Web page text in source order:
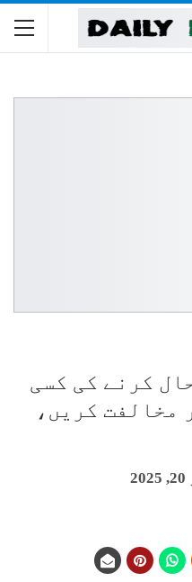
کرنے کی کسی
مخالفت کریں،